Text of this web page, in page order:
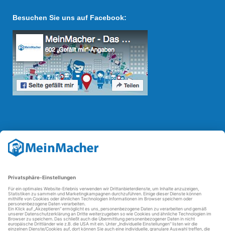
Besuchen Sie uns auf Facebook:
Reparatur Revolution
Mit derReparatur-Revolution
Reparaturbedingungen in Deutschland: Für Produkte, die sich gut
reparierenden Betriebe und des Reparatur-Know-hows in
Deutschland.
Weitere Informationen
FAQ - häufig gestellte Fragen
Partner werden